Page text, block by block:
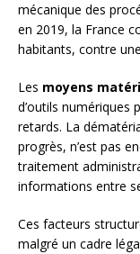
mécanique des
en 2019, la France
habitants, contre
Les moyens
d’outils
retards. La
progrès, n’est pas
traitement
informations entre
Ces facteurs
malgré un cadre